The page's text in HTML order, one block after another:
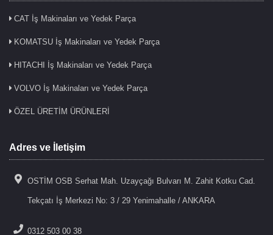
CAT İş Makinaları ve Yedek Parça
KOMATSU İş Makinaları ve Yedek Parça
HITACHI İş Makinaları ve Yedek Parça
VOLVO İş Makinaları ve Yedek Parça
ÖZEL ÜRETİM ÜRÜNLERİ
Adres ve İletişim
OSTİM OSB Serhat Mah. Uzayçağı Bulvarı M. Zahit Kotku Cad.
Tekçatı İş Merkezi No: 3 / 29 Yenimahalle / ANKARA
0312 503 00 38